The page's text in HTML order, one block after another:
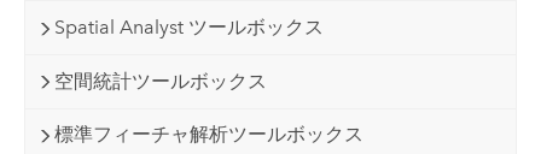
Spatial Analyst ツールボックス
空間統計ツールボックス
標準フィーチャ解析ツールボックス